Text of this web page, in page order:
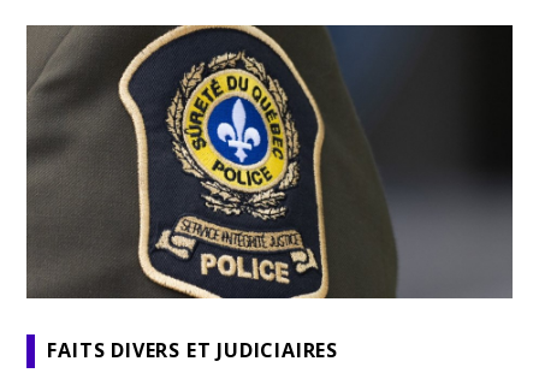
FAITS DIVERS ET JUDICIAIRES